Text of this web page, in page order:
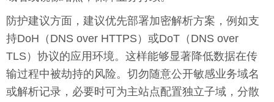
防护建议方面，建议优先部署加密解析方案，例如支
持DoH（DNS over HTTPS）或DoT（DNS over
TLS）协议的应用环境。这样能够显著降低数据在传
输过程中被劫持的风险。切勿随意公开敏感业务域名
或解析记录，必要时可为主站点配置独立子域，分散